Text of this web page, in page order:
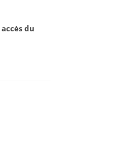
accès du